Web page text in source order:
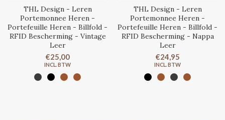
THL Design - Leren
Portemonnee Heren -
Portefeuille Heren - Billfold -
RFID Bescherming - Vintage
Leer
€25,00
THL Design - Leren
Portemonnee Heren -
Portefeuille Heren - Billfold -
RFID Bescherming - Nappa
Leer
€24,95